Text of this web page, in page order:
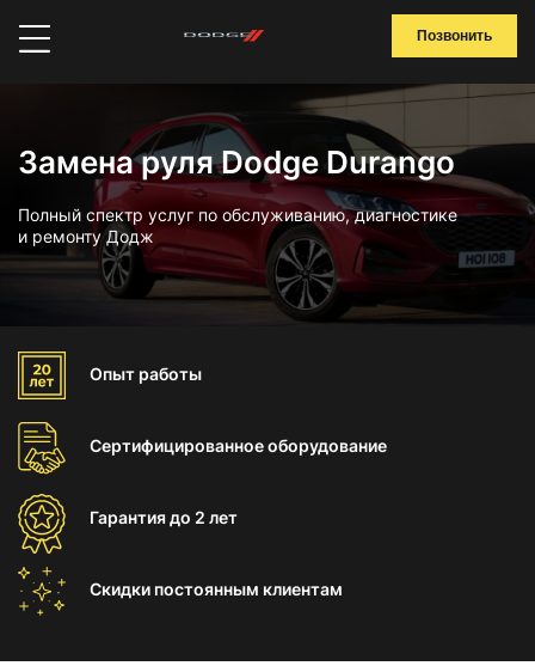
Позвонить
Замена руля Dodge Durango
Полный спектр услуг по обслуживанию, диагностике
и ремонту Додж
Опыт работы
Сертифицированноеоборудование
Гарантиядо 2 лет
Скидки постоянным клиентам